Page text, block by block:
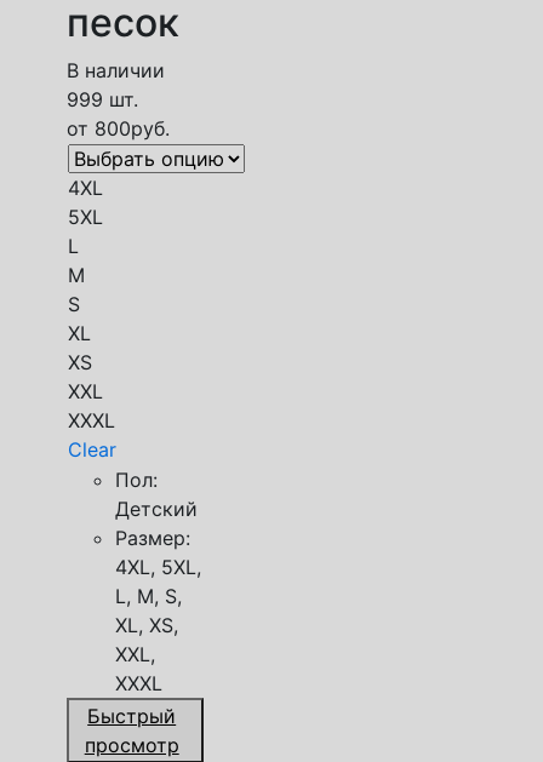
песок
В наличии
999 шт.
от 800руб.
4XL
5XL
L
M
S
XL
XS
XXL
XXXL
Clear
Пол:
Детский
Размер:
4XL, 5XL,
L, M, S,
XL, XS,
XXL,
XXXL
Быстрый
просмотр